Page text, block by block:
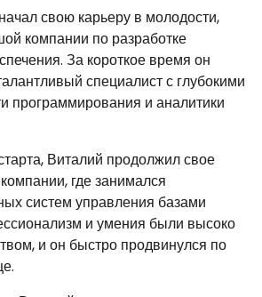
свою карьеру в молодости,
компании по разработке
За короткое время он
специалист с глубокими
программирования и аналитики
Виталий продолжил свое
где занимался
систем управления базами
и умения были высоко
и он быстро продвинулся по